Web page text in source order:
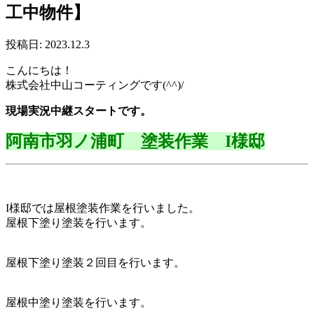
工中物件】
投稿日: 2023.12.3
こんにちは！
株式会社中山コーティングです(^^)/
現場実況中継スタートです。
阿南市羽ノ浦町 塗装作業 I様邸
I様邸では屋根塗装作業を行いました。
屋根下塗り塗装を行います。
屋根下塗り塗装２回目を行います。
屋根中塗り塗装を行います。